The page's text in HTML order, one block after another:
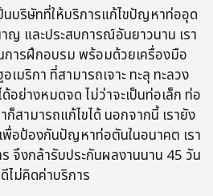
นบริษัทที่ให้บริการแก้ไขปัญหาท่ออุด
ญ และประสบการณ์อันยาวนาน เรา
ารฝึกอบรม พร้อมด้วยเครื่องมือ
เมริกา ที่สามารถเจาะ ทะลุ ทะลวง
อย่างหมดจด ไม่ว่าจะเป็นท่อเล็ก ท่อ
ก็สามารถแก้ไขได้ นอกจากนี้ เรายัง
อป้องกันปัญหาท่อตันในอนาคต เรา
จึงกล้ารับประกันผลงานนาน 45 วัน
ไม่คิดค่าบริการ